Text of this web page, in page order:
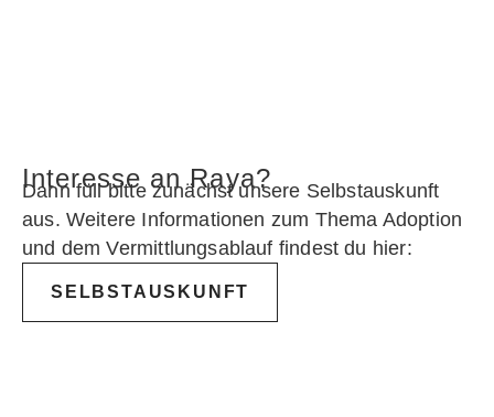
Interesse an Raya?
Dann füll bitte zunächst unsere Selbstauskunft
aus. Weitere Informationen zum Thema Adoption
und dem Vermittlungsablauf findest du hier:
SELBSTAUSKUNFT